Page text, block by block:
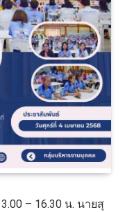
– 16.30 น. นายสุ